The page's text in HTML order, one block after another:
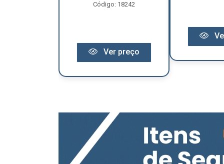
Código: 18242
Ver preço